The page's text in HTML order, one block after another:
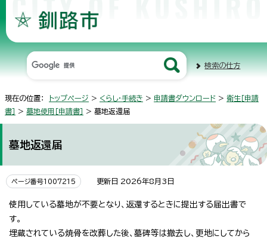
検索の仕方
現在の位置： トップページ > くらし・手続き > 申請書ダウンロード > 衛生［申請
書］
> 墓地使用［申請書］ > 墓地返還届
墓地返還届
ページ番号1007215 更新日 2026年8月3日
使用している墓地が不要となり、返還するときに提出する届出書で
す。
埋蔵されている焼骨を改葬した後、墓碑等は撤去し、更地にしてから